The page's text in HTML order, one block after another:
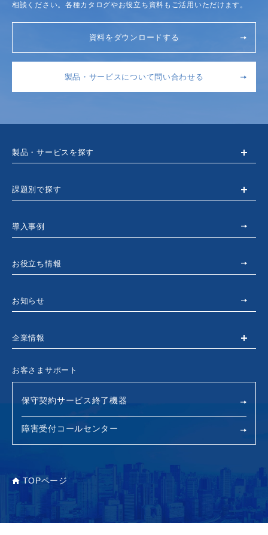
相談ください。各種カタログやお役立ち資料もご活用いただけます。
資料をダウンロードする
製品・サービスについて問い合わせる
製品・サービスを探す
課題別で探す
導入事例
お役立ち情報
お知らせ
企業情報
お客さまサポート
保守契約サービス終了機器
障害受付コールセンター
TOPページ